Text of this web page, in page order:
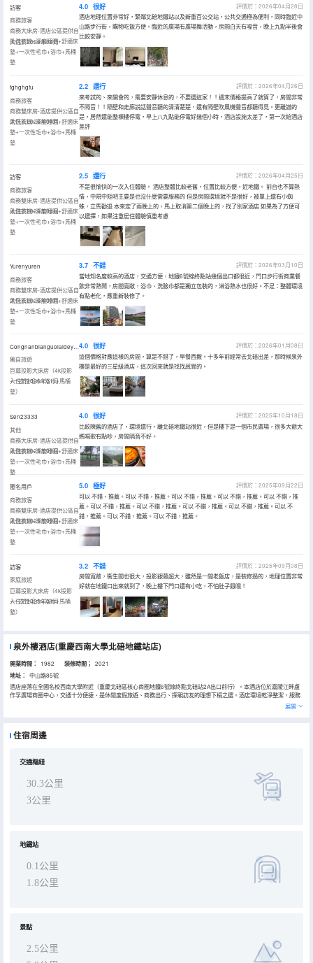
訪客
商務旅客
商務大床房-酒店公區提供自
助洗衣機+深度睡眠+舒適床
墊+一次性毛巾+浴巾+馬桶
墊
入住於2026年04月
4.0 很好
評價於：2026年04月28日
酒店地理位置非常好，緊鄰北碚地鐵站以及新重百公交站，公共交通極為便利，同時臨近中
山路步行街，購物吃飯方便。臨近的廣場有廣場舞活動，房間白天有噪音，晚上九點半後會
比較安靜。
fghghgfu
商務旅客
商務雙床房-酒店提供公區自
助洗衣機+深度睡眠+舒適床
墊+一次性毛巾+浴巾+馬桶
墊
入住於2026年04月
2.2 還行
評價於：2026年04月26日
來考試的、來開會的，需要安靜休息的，不要選這家！！週末價格提高了就算了，房間非常
不隔音！！隔壁和走廊説話聲音聽的清清楚楚，還有隔壁吹風機聲音都聽得見。更離譜的
是，居然還能整棟樓停電，早上八九點能停電好幾個小時，酒店設施太差了，第一次給酒店
差評
訪客
商務旅客
商務雙床房-酒店提供公區自
助洗衣機+深度睡眠+舒適床
墊+一次性毛巾+浴巾+馬桶
墊
入住於2026年04月
2.5 還行
評價於：2026年04月25日
不是很愉快的一次入住體驗。 酒店整體比較老舊，位置比較方便，近地鐵。 前台也不算熱
情，中規中矩吧主要是也沒什麼需要服務的 但是房間環境就不是很好，被單上還有小蜘
蛛，立馬勸退 本來定了兩晚上的，馬上取消第二個晚上的，找了別家酒店 如果為了方便可
以選擇，如果注重居住體驗慎重考慮
Yurenyuren
商務旅客
商務雙床房-酒店提供公區自
助洗衣機+深度睡眠+舒適床
墊+一次性毛巾+浴巾+馬桶
墊
入住於2026年03月
3.7 不錯
評價於：2026年03月10日
當地知名度較高的酒店，交通方便，地鐵6號線終點站幾個出口都很近，門口步行街商業餐
飲非常熱鬧，房間寬敞，浴巾、洗臉巾都是獨立包裝的，淋浴熱水也很好。不足：整體環境
有點老化，應重新裝修了。
Congnanbianguolaideyufu
獨自旅遊
巨幕投影大床房（4k投影
+一次性毛巾+浴巾+馬桶
墊）
入住於2026年01月
4.0 很好
評價於：2026年01月08日
這個價格對應這樣的房間，算是不錯了，早餐西撇。十多年前經常去北碚出差，那時候泉外
樓是最好的三星級酒店，這次回來就是找找感覺的。
Sen23333
其他
商務大床房-酒店公區提供自
助洗衣機+深度睡眠+舒適床
墊+一次性毛巾+浴巾+馬桶
墊
入住於2025年09月
4.0 很好
評價於：2025年10月18日
比較陳舊的酒店了，環境還行，離北碚地鐵站很近，但是樓下是一個市民廣場，很多大爺大
媽唱歌有點吵，房間隔音不好。
匿名用戶
商務旅客
商務雙床房-酒店提供公區自
助洗衣機+深度睡眠+舒適床
墊+一次性毛巾+浴巾+馬桶
墊
入住於2025年09月
5.0 極好
評價於：2025年09月22日
可以 不錯，推薦。可以 不錯，推薦。可以 不錯，推薦。可以 不錯，推薦。可以 不錯，推
薦。可以 不錯，推薦。可以 不錯，推薦。可以 不錯，推薦。可以 不錯，推薦。可以 不
錯，推薦。可以 不錯，推薦。可以 不錯，推薦。
訪客
家庭旅遊
巨幕投影大床房（4k投影
+一次性毛巾+浴巾+馬桶
墊）
入住於2025年09月
3.2 不錯
評價於：2025年09月08日
房間寬敞，衞生間也很大，投影銀幕超大，雖然是一間老飯店，是裝修過的，地理位置非常
好就在地鐵口出來就到了，晚上樓下門口還有小吃，不怕肚子餓哦！
泉外樓酒店(重慶西南大學北碚地鐵站店)
開業時間： 1982 装修時間； 2021
地址：
中山路85號
酒店座落在全國名校西南大學附近（重慶北碚區核心商圈地鐵6號線終點北碚站2A出口前行）。本酒店位於嘉陵江畔盧
作孚廣場商圈中心，交通十分便捷、是休閒度假旅遊、商務出行、探親訪友的理想下榻之選。酒店環境乾淨整潔，服務
熱誠，體現重慶北碚人的好客優良傳統，設施設備齊全（有會議室、早餐廳、喝茶娛樂室）。擁有各類型客房（商務
大、雙床房、巨幕影音大、雙床房、休閒棋牌室等）能滿足不同層次顧客的需求。客房均配有高清數字電視、巨幕影音
客滿意”為宗旨；“服務於百姓，立足於民生”是我們的服務起點；以“顧客需求為導向，顧客滿意為追求”是我們的服務態
展開
住宿周邊
交通樞紐
30.3公里
3公里
地鐵站
0.1公里
1.8公里
景點
2.5公里